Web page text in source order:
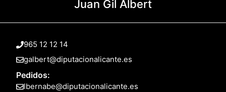
Juan Gil Albert
965 12 12 14
galbert@diputacionalicante.es
Pedidos:
lbernabe@diputacionalicante.es